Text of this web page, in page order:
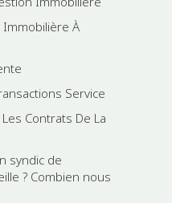
Immobilière À
Service
Contrats De La
syndic de
? Combien nous